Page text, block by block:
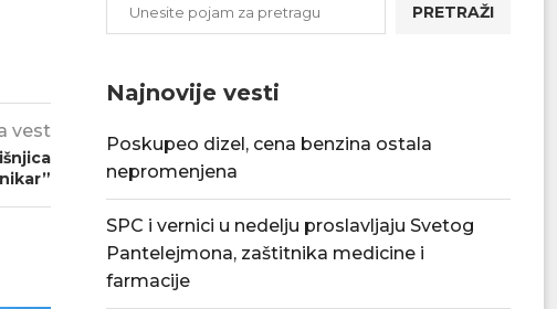
vest
PRETRAŽI
Najnovije vesti
Poskupeo dizel, cena benzina ostala
nepromenjena
SPC i vernici u nedelju proslavljaju Svetog
Pantelejmona, zaštitnika medicine i
farmacije